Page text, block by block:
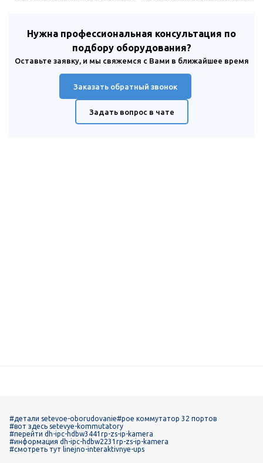
Нужна профессиональная консультация по
подбору оборудования?
Оставьте заявку, и мы свяжемся с Вами в ближайшее время
Заказать обратный звонок
Задать вопрос в чате
#детали setevoe-oborudovanie#poe коммутатор 32 портов
#вот здесь setevye-kommutatory
#перейти dh-ipc-hdbw3441rp-zs-ip-kamera
#информация dh-ipc-hdbw2231rp-zs-ip-kamera
#смотреть тут linejno-interaktivnye-ups